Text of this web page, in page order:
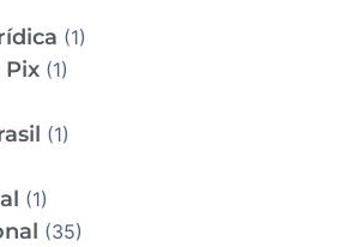
(1)
Pix (1)
(1)
(1)
(35)